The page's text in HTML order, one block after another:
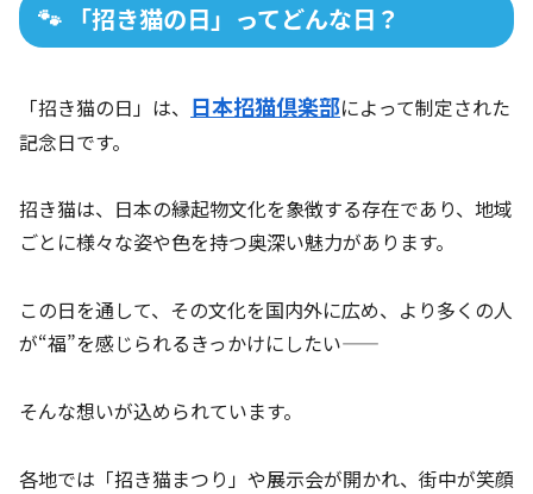
🐾 「招き猫の日」ってどんな日？
「招き猫の日」は、 日本招猫倶楽部によって制定された
記念日です。
招き猫は、日本の縁起物文化を象徴する存在であり、地域
ごとに様々な姿や色を持つ奥深い魅力があります。
この日を通して、その文化を国内外に広め、より多くの人
が“福”を感じられるきっかけにしたい——
そんな想いが込められています。
各地では「招き猫まつり」や展示会が開かれ、街中が笑顔